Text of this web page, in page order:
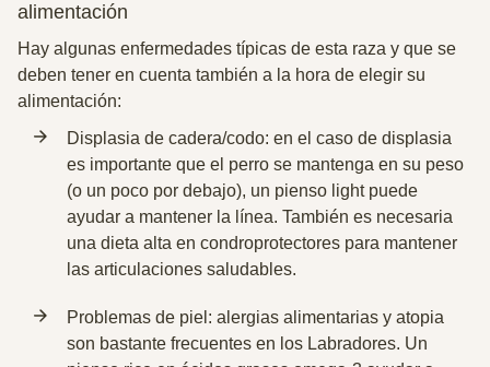
alimentación
Hay algunas enfermedades típicas de esta raza y que se
deben tener en cuenta también a la hora de elegir su
alimentación:
Displasia de cadera/codo: en el caso de displasia
es importante que el perro se mantenga en su peso
(o un poco por debajo), un pienso light puede
ayudar a mantener la línea. También es necesaria
una dieta alta en condroprotectores para mantener
las articulaciones saludables.
Problemas de piel: alergias alimentarias y atopia
son bastante frecuentes en los Labradores. Un